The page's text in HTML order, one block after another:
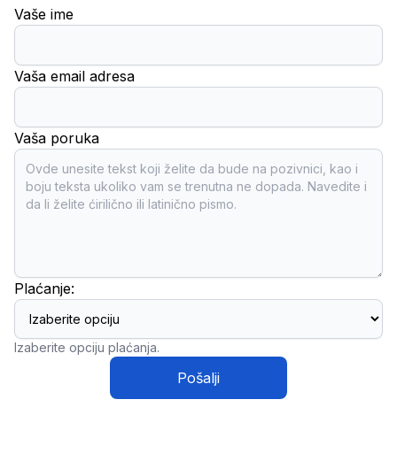
Vaše ime
Vaša email adresa
Vaša poruka
Plaćanje:
Izaberite opciju plaćanja.
Pošalji